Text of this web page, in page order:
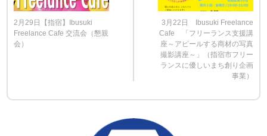
2月29日【指宿】Ibusuki
Freelance Cafe 交流会（懇親
会）
3月22日 Ibusuki Freelance
Cafe 「フリーランス支援講
座～アピールする商材の写真
撮影講座～」（指宿市フリー
ランスに優しいまち創り企画
事業）